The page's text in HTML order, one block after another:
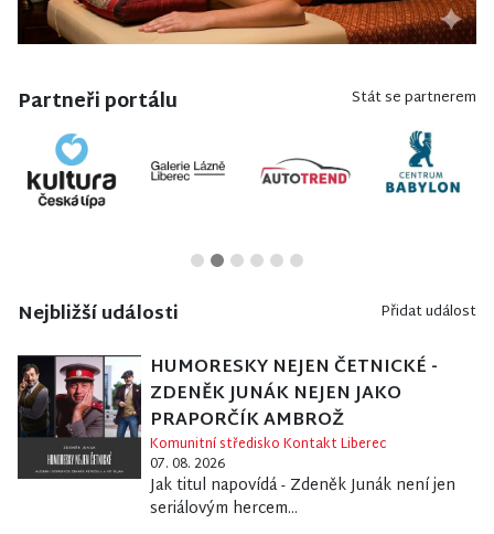
Partneři portálu Stát se partnerem
Nejbližší události Přidat událost
HUMORESKY NEJEN ČETNICKÉ -
ZDENĚK JUNÁK NEJEN JAKO
PRAPORČÍK AMBROŽ
Komunitní středisko Kontakt Liberec
07. 08. 2026
Jak titul napovídá - Zdeněk Junák není jen
seriálovým hercem...